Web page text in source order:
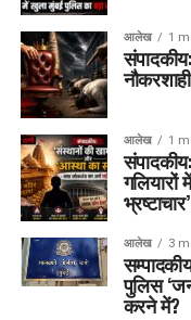
आलेख 1
आलेख 1
गलियारों
भ्रष्टाचार’
आलेख 3
पुलिस
करने में?